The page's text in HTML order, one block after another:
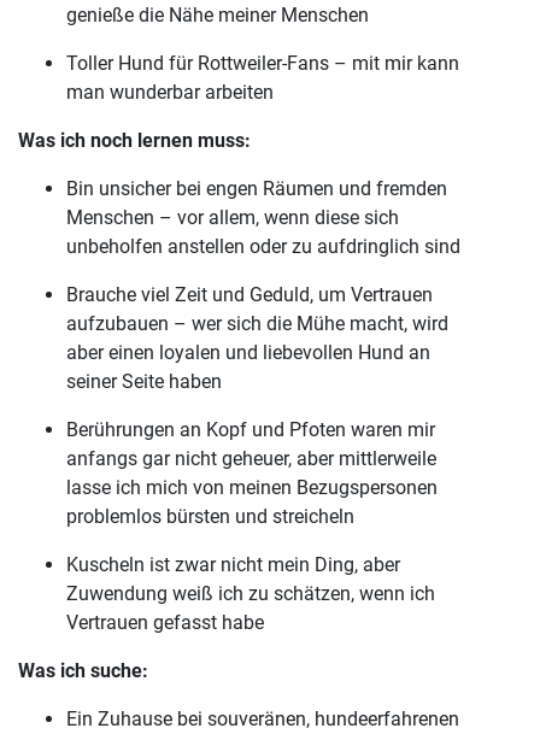
genieße die Nähe meiner Menschen
Toller Hund für Rottweiler-Fans – mit mir kann
man wunderbar arbeiten
Was ich noch lernen muss:
Bin unsicher bei engen Räumen und fremden
Menschen – vor allem, wenn diese sich
unbeholfen anstellen oder zu aufdringlich sind
Brauche viel Zeit und Geduld, um Vertrauen
aufzubauen – wer sich die Mühe macht, wird
aber einen loyalen und liebevollen Hund an
seiner Seite haben
Berührungen an Kopf und Pfoten waren mir
anfangs gar nicht geheuer, aber mittlerweile
lasse ich mich von meinen Bezugspersonen
problemlos bürsten und streicheln
Kuscheln ist zwar nicht mein Ding, aber
Zuwendung weiß ich zu schätzen, wenn ich
Vertrauen gefasst habe
Was ich suche:
Ein Zuhause bei souveränen, hundeerfahrenen